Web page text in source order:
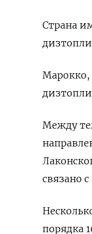
Страна
Марокко,
Между
связано
порядка